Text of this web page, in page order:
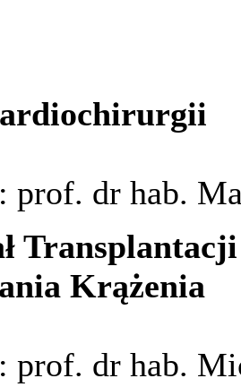
dr hab.
Krążenia
prof. dr hab.